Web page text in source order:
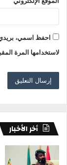
احفظ اسمي، بريدي
لاستخدامها المرة
أخر الأخبار